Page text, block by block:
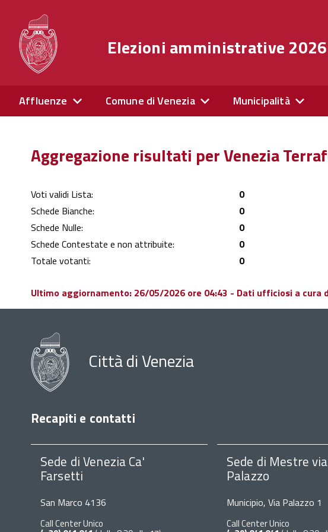
Elezioni amministrative 2026
Affluenze Comune di Venezia Municipalità
Aggregazione risultati per Venezia
Voti validi Lista:
0
Schede Bianche:
0
Schede Nulle:
0
Schede Contestate e non attribuite:
0
Totale votanti:
0
Ultimo aggiornamento: 26/05/2026 ore 04:43 - Dati ufficiosi a cura
Città di Venezia
Recapiti e contatti
Sede di Venezia Ca'
Farsetti
San Marco 4136
Call Center Unico
Sede di Mestre via
Palazzo
Municipio, Via Palazzo 1
Call Center Unico